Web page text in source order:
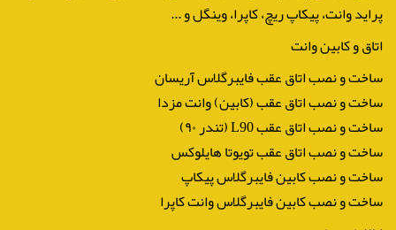
پراید وانت، پیکاپ ریچ، کاپرا، وینگل و ...
اتاق و کابین وانت
ساخت و نصب اتاق عقب فایبرگلاس آریسان
ساخت و نصب اتاق عقب (کابین) وانت مزدا
ساخت و نصب اتاق عقب L90 (تندر ۹۰)
ساخت و نصب اتاق عقب تویوتا هایلوکس
ساخت و نصب کابین فایبرگلاس پیکاپ
ساخت و نصب کابین فایبرگلاس وانت کاپرا